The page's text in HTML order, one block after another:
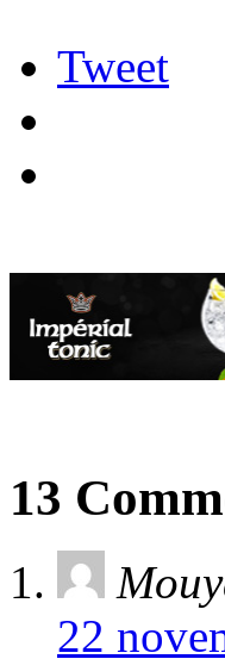
Tweet
13
22